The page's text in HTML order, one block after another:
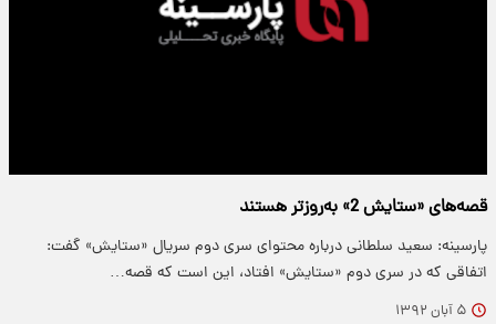
قصه‌های «ستایش 2» به‌روزتر هستند
پارسینه: سعید سلطانی درباره محتوای سری دوم سریال «ستایش» گفت:
اتفاقی که در سری دوم «ستایش» افتاد، این است که قصه…
۵ آبان ۱۳۹۲